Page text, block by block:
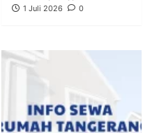
1 Juli 2026
0